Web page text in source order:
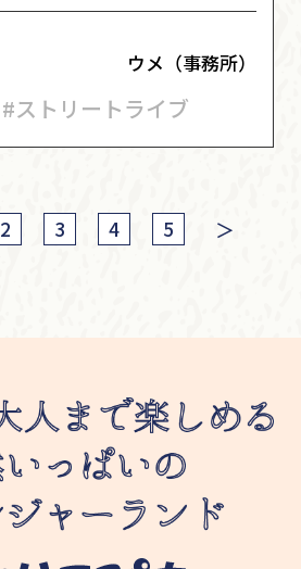
ウメ（事務所）
#ストリートライブ
2 3 4 5 ＞